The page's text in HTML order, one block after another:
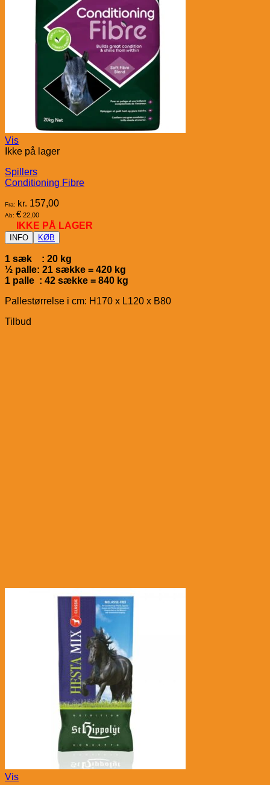
Vis
Ikke på lager
Spillers
Conditioning Fibre
Fra: kr. 157,00
Ab: € 22,00
IKKE PÅ LAGER
INFO KØB
1 sæk : 20 kg
½ palle: 21 sække = 420 kg
1 palle : 42 sække = 840 kg
Pallestørrelse i cm: H170 x L120 x B80
Tilbud
Vis